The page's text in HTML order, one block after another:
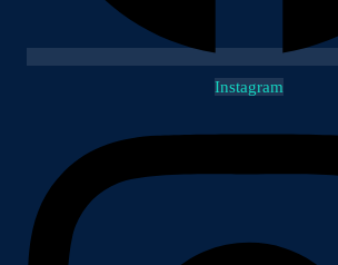
Instagram